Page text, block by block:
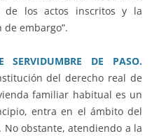
de los actos inscritos y la
embargo”.
SERVIDUMBRE DE PASO.
del derecho real de
familiar habitual es un
entra en el ámbito del
No obstante, atendiendo a la